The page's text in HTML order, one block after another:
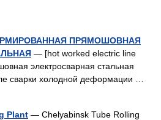
ПРЯМОШОВНАЯ
— [hot worked electric line
электросварная стальная
сварки холодной деформации …
Plant — Chelyabinsk Tube Rolling